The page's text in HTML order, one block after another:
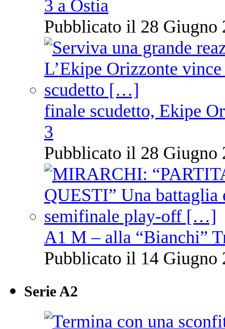
3 a Ostia
Pubblicato il 28 Giugno
finale scudetto, Ekipe
3
Pubblicato il 28 Giugno
A1 M – alla “Bianchi”
Pubblicato il 14 Giugno
Serie A2